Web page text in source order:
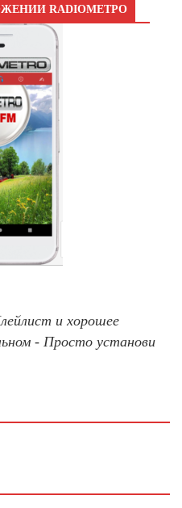
RADIOМЕТРО
и хорошее
- Просто установи